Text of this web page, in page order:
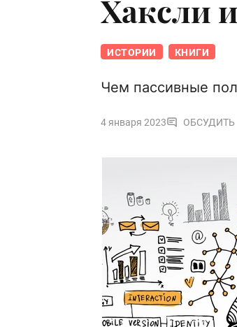
Хаксли
ИСТОРИИ КНИГИ
Чем пассивные
4 января 2023 ОБСУДИТЬ